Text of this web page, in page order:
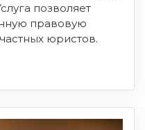
позволяет
правовую
юристов.